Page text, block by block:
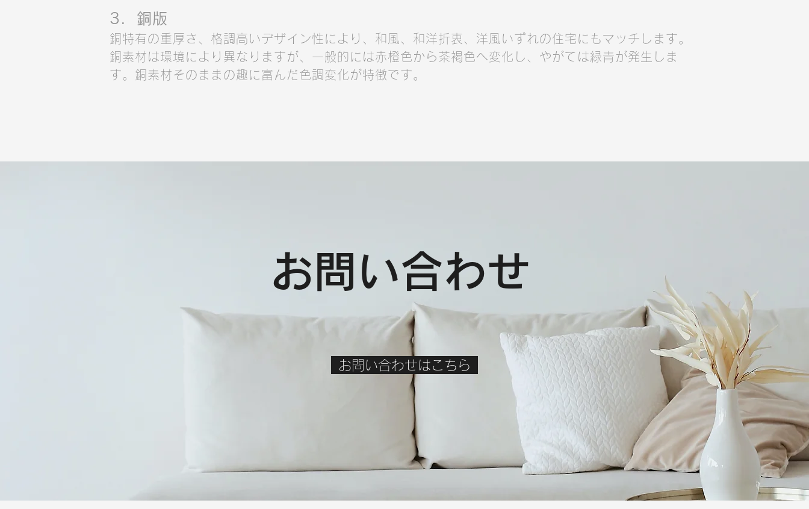
3．銅版
銅特有の重厚さ、格調高いデザイン性により、和風、和洋折衷、洋風いずれの住宅にもマッチします。
銅素材は環境により異なりますが、一般的には赤橙色から茶褐色へ変化し、やがては緑青が発生しま
す。銅素材そのままの趣に富んだ色調変化が特徴です。
お問い合わせ
お問い合わせはこちら